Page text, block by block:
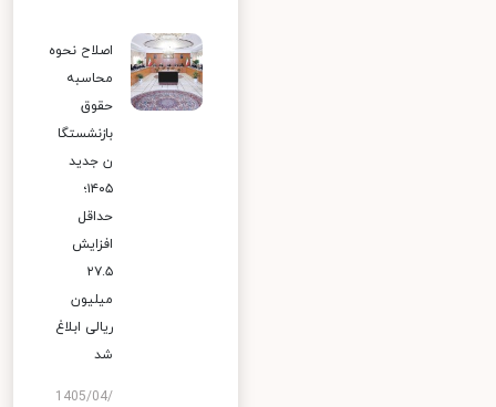
اصلاح نحوه
محاسبه
حقوق
بازنشستگا
ن جدید
۱۴۰۵؛
حداقل
افزایش
۲۷.۵
میلیون
ریالی ابلاغ
شد
1405/04/